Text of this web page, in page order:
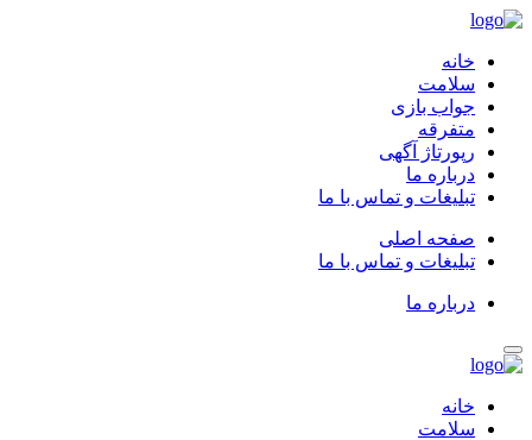
خانه
سلامت
جواب بازی
متفرقه
رپورتاژ آگهی
درباره ما
تبلیغات و تماس با ما
صفحه اصلی
تبلیغات و تماس با ما
درباره ما
خانه
سلامت